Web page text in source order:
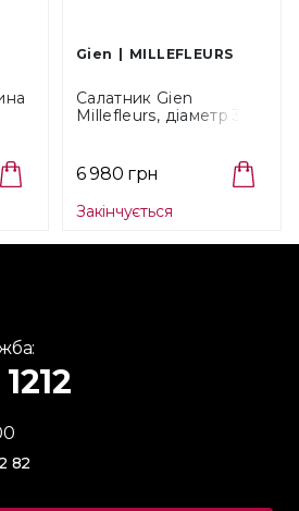
Gien MILLEFLEURS
Салатник Gien
Millefleurs, діаметр 31
6 980 грн
Закінчується
82